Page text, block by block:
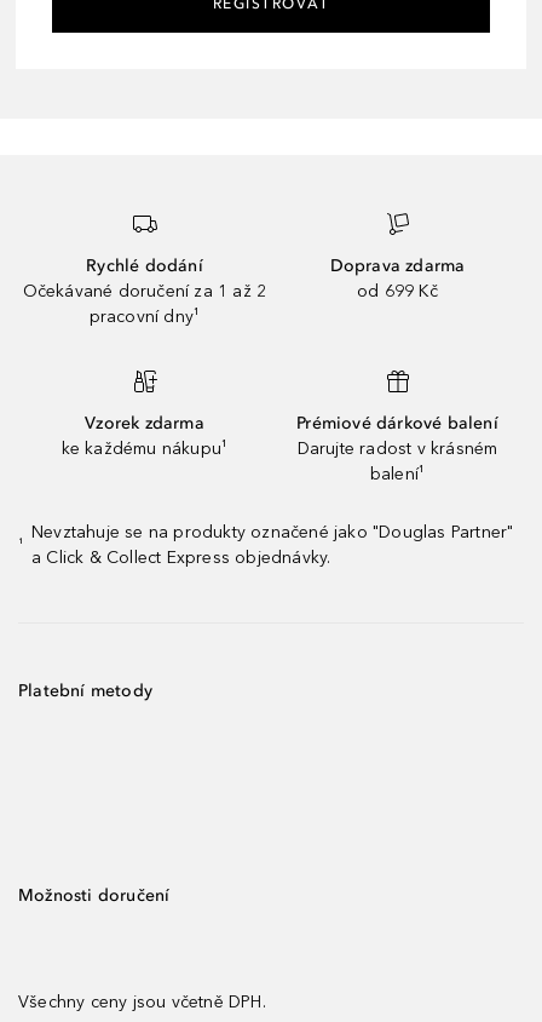
REGISTROVAT
Rychlé dodání
Očekávané doručení za 1 až 2
pracovní dny¹
Doprava zdarma
od 699 Kč
Vzorek zdarma
ke každému nákupu¹
Prémiové dárkové balení
Darujte radost v krásném
balení¹
¹
Nevztahuje se na produkty označené jako "Douglas Partner"
a Click & Collect Express objednávky.
Platební metody
Možnosti doručení
Všechny ceny jsou včetně DPH.